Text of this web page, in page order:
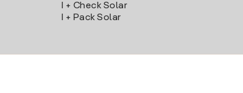
I + Check Solar
I + Pack Solar